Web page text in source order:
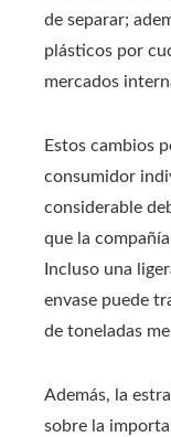
de separar;
plásticos por
mercados
Estos cambios
consumidor
considerable
que la
Incluso una
envase puede
de toneladas
Además, la
sobre la